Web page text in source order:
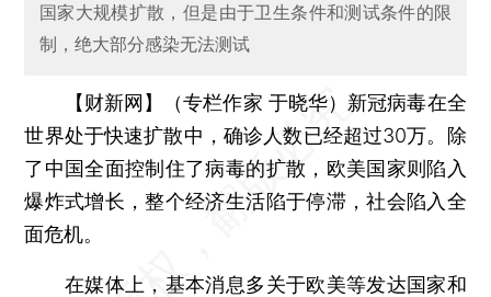
国家大规模扩散，但是由于卫生条件和测试条件的限
制，绝大部分感染无法测试
【财新网】（专栏作家 于晓华） 新冠病毒在全
世界处于快速扩散中，确诊人数已经超过30万。除
了中国全面控制住了病毒的扩散，欧美国家则陷入
爆炸式增长，整个经济生活陷于停滞，社会陷入全
面危机。
在媒体上，基本消息多关于欧美等发达国家和